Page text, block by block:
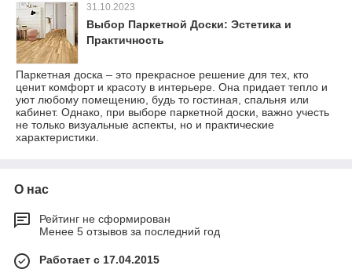
31.10.2023
Выбор Паркетной Доски: Эстетика и
Практичность
Паркетная доска – это прекрасное решение для тех, кто
ценит комфорт и красоту в интерьере. Она придает тепло и
уют любому помещению, будь то гостиная, спальня или
кабинет. Однако, при выборе паркетной доски, важно учесть
не только визуальные аспекты, но и практические
характеристики.
О нас
Рейтинг не сформирован
Менее 5 отзывов за последний год
Работает с 17.04.2015